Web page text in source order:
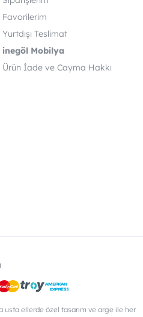
Favorilerim
Yurtdışı Teslimat
inegöl Mobilya
Ürün İade ve Cayma Hakkı
usta ellerde özel tasarım ve arge ile her